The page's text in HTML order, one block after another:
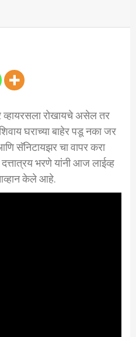
व्हायरसला रोखायचे असेल तर
घराच्या बाहेर पडू नका जर
सॅनिटायझर चा वापर करा
भरणे यांनी आज लाईव्ह
केले आहे.